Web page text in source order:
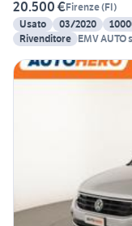
20.500 €Firenze(FI)
Usato
03/2020
Rivenditore EMV AUTO